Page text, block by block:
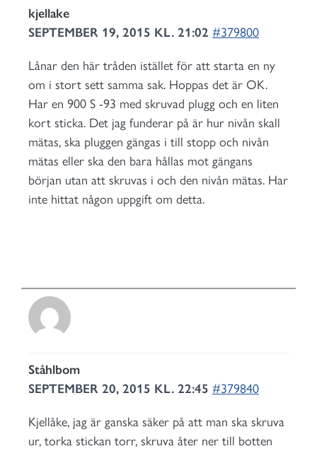
kjellake
SEPTEMBER 19, 2015 KL. 21:02 #379800
Lånar den här tråden istället för att starta en ny
om i stort sett samma sak. Hoppas det är OK.
Har en 900 S -93 med skruvad plugg och en liten
kort sticka. Det jag funderar på är hur nivån skall
mätas, ska pluggen gängas i till stopp och nivån
mätas eller ska den bara hållas mot gängans
början utan att skruvas i och den nivån mätas. Har
inte hittat någon uppgift om detta.
Ståhlbom
SEPTEMBER 20, 2015 KL. 22:45 #379840
Kjellåke, jag är ganska säker på att man ska skruva
ur, torka stickan torr, skruva åter ner till botten